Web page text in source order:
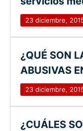
23 diciembre,
¿QUÉ SON
ABUSIVAS
23 diciembre,
¿CUÁLES